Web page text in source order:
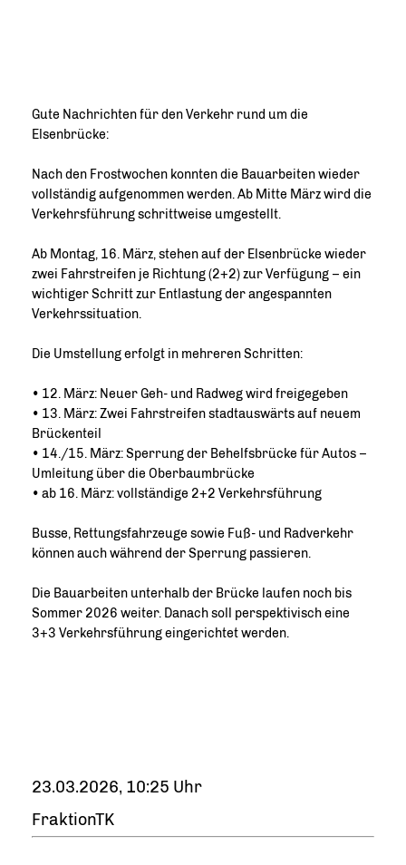
Gute Nachrichten für den Verkehr rund um die
Elsenbrücke:
Nach den Frostwochen konnten die Bauarbeiten wieder
vollständig aufgenommen werden. Ab Mitte März wird die
Verkehrsführung schrittweise umgestellt.
Ab Montag, 16. März, stehen auf der Elsenbrücke wieder
zwei Fahrstreifen je Richtung (2+2) zur Verfügung – ein
wichtiger Schritt zur Entlastung der angespannten
Verkehrssituation.
Die Umstellung erfolgt in mehreren Schritten:
• 12. März: Neuer Geh- und Radweg wird freigegeben
• 13. März: Zwei Fahrstreifen stadtauswärts auf neuem
Brückenteil
• 14./15. März: Sperrung der Behelfsbrücke für Autos –
Umleitung über die Oberbaumbrücke
• ab 16. März: vollständige 2+2 Verkehrsführung
Busse, Rettungsfahrzeuge sowie Fuß- und Radverkehr
können auch während der Sperrung passieren.
Die Bauarbeiten unterhalb der Brücke laufen noch bis
Sommer 2026 weiter. Danach soll perspektivisch eine
3+3 Verkehrsführung eingerichtet werden.
23.03.2026, 10:25 Uhr
FraktionTK